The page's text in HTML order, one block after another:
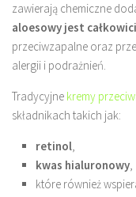
zawierają chemiczne
aloesowy jest
przeciwzapalne oraz
alergii i podrażnień.
Tradycyjne kremy
składnikach takich jak:
retinol,
kwas hialuronowy,
które również